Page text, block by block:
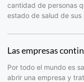
cantidad de personas
estado de salud de sus
Las empresas
Por todo el mundo es
abrir una empresa y